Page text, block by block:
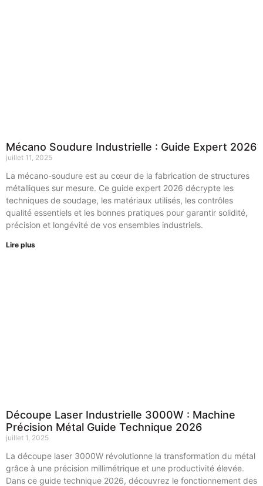
Mécano Soudure Industrielle : Guide Expert 2026
juillet 11, 2025
La mécano-soudure est au cœur de la fabrication de structures
métalliques sur mesure. Ce guide expert 2026 décrypte les
techniques de soudage, les matériaux utilisés, les contrôles
qualité essentiels et les bonnes pratiques pour garantir solidité,
précision et longévité de vos ensembles industriels.
Lire plus
Découpe Laser Industrielle 3000W : Machine
Précision Métal Guide Technique 2026
juillet 1, 2025
La découpe laser 3000W révolutionne la transformation du métal
grâce à une précision millimétrique et une productivité élevée.
Dans ce guide technique 2026, découvrez le fonctionnement des